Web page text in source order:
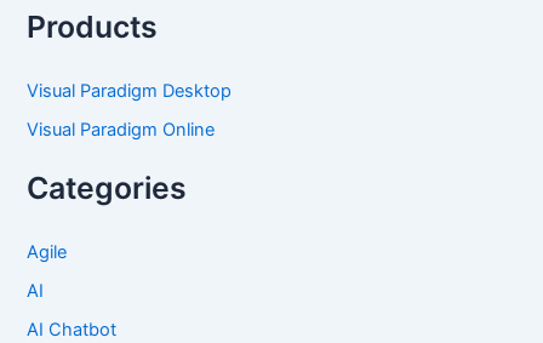
Products
Visual Paradigm Desktop
Visual Paradigm Online
Categories
Agile
AI
AI Chatbot